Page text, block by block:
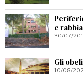
e rabbia
30/07/
Gli
10/08/